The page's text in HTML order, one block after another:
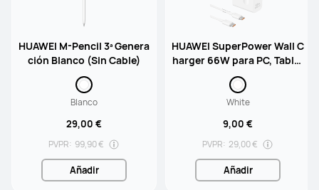
HUAWEI M-Pencil 3ª Genera
ción Blanco (Sin Cable)
Blanco
29,00 €
PVPR: 99,90 €
Añadir
HUAWEI SuperPower Wall C
harger 66W para PC, Tablet
s y Smartphones con cable
White
9,00 €
PVPR: 29,00 €
Añadir